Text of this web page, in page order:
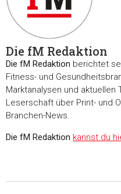
Die fM Redaktion
Die fM Redaktion berichtet
Fitness- und
Marktanalysen und
Leserschaft über Print- und
Branchen-News.
Die fM Redaktion kannst du